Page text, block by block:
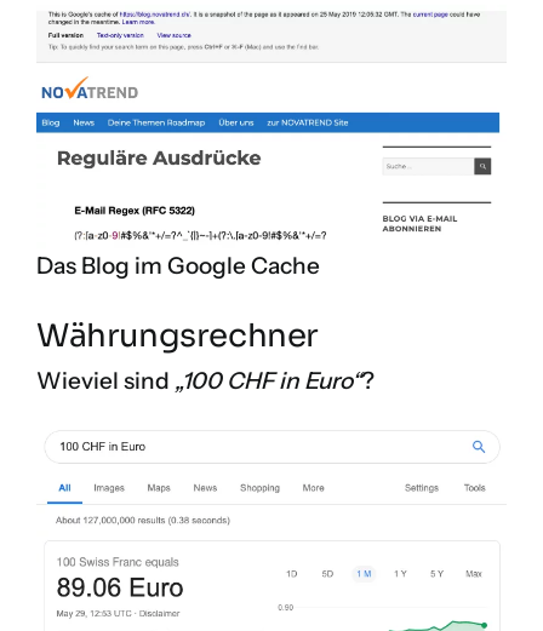
Das Blog im Google Cache
Währungsrechner
Wieviel sind „100 CHF in Euro“?